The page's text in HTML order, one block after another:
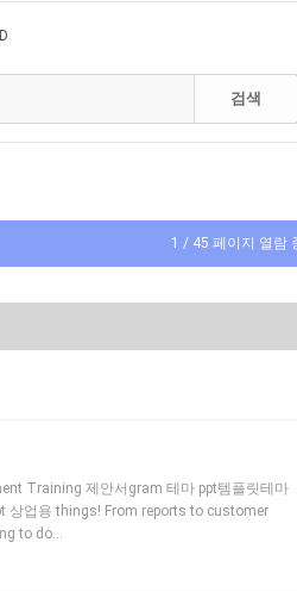
검색
1 / 45 페이지 열람
Training 제안서gram 테마 ppt템플릿테마
상업용 things! From reports to customer
to do…